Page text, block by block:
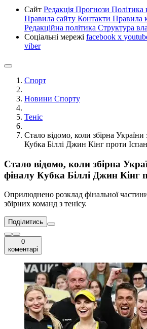
Сайт Редакція Прогнози Політика
Правила сайту Контакти Правила
Редакційна політика Структура
Соціальні мережі facebook x
viber
Спорт
Новини Спорту
Теніс
Стало відомо, коли збірна України
Кубка Біллі Джин Кінг проти
Стало відомо, коли збірна
фіналу Кубка Біллі Джин Кінг
Оприлюднено розклад фінальної
збірних команд з тенісу.
Поділитись
0
коментарі